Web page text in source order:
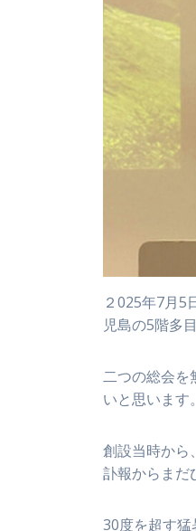
２025年7月5
児島の5階多
二つの総会を
いと思います。
創設当時から
訃報からまだ
30度を超す